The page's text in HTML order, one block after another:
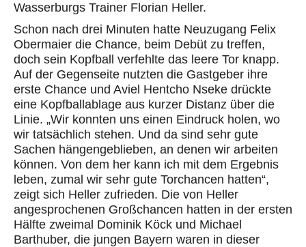
Wasserburgs Trainer Florian Heller.
Schon nach drei Minuten hatte Neuzugang Felix
Obermaier die Chance, beim Debüt zu treffen,
doch sein Kopfball verfehlte das leere Tor knapp.
Auf der Gegenseite nutzten die Gastgeber ihre
erste Chance und Aviel Hentcho Nseke drückte
eine Kopfballablage aus kurzer Distanz über die
Linie. „Wir konnten uns einen Eindruck holen, wo
wir tatsächlich stehen. Und da sind sehr gute
Sachen hängengeblieben, an denen wir arbeiten
können. Von dem her kann ich mit dem Ergebnis
leben, zumal wir sehr gute Torchancen hatten“,
zeigt sich Heller zufrieden. Die von Heller
angesprochenen Großchancen hatten in der ersten
Hälfte zweimal Dominik Köck und Michael
Barthuber, die jungen Bayern waren in dieser